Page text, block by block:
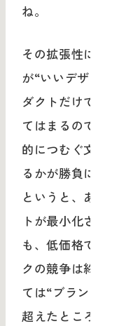
ね。
その拡張性に幅や
が“いいデザイン”
ダクトだけではな
てはまるのですが
的につむぐ文脈”
るかが勝負になっ
というと、あらゆ
トが最小化されて
も、低価格で十分
クの競争は終焉に
ては“ブランド”と
超えたところの期